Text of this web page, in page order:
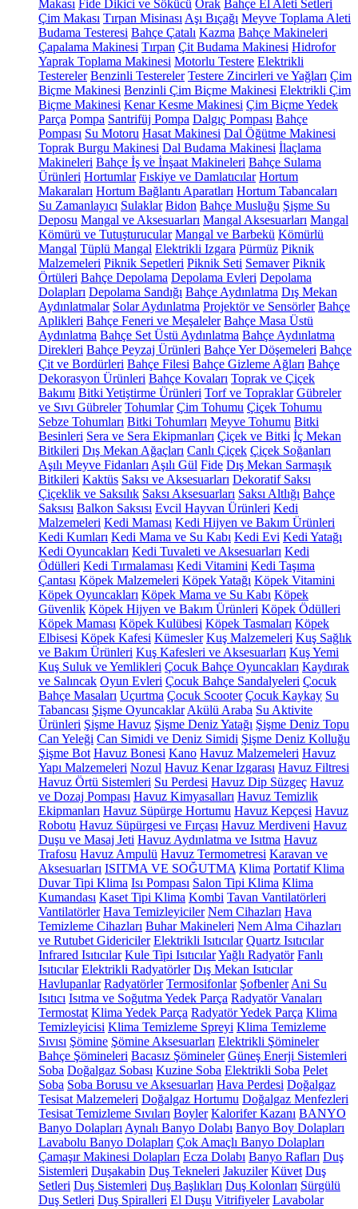
Makası Fide Dikici ve Sökücü Orak Bahçe El Aleti Setleri
Çim Makası Tırpan Misinası Aşı Bıçağı Meyve Toplama Aleti
Budama Testeresi Bahçe Çatalı Kazma Bahçe Makineleri
Çapalama Makinesi Tırpan Çit Budama Makinesi Hidrofor
Yaprak Toplama Makinesi Motorlu Testere Elektrikli
Testereler Benzinli Testereler Testere Zincirleri ve Yağları Çim
Biçme Makinesi Benzinli Çim Biçme Makinesi Elektrikli Çim
Biçme Makinesi Kenar Kesme Makinesi Çim Biçme Yedek
Parça Pompa Santrifüj Pompa Dalgıç Pompası Bahçe
Pompası Su Motoru Hasat Makinesi Dal Öğütme Makinesi
Toprak Burgu Makinesi Dal Budama Makinesi İlaçlama
Makineleri Bahçe İş ve İnşaat Makineleri Bahçe Sulama
Ürünleri Hortumlar Fıskiye ve Damlatıcılar Hortum
Makaraları Hortum Bağlantı Aparatları Hortum Tabancaları
Su Zamanlayıcı Sulaklar Bidon Bahçe Musluğu Şişme Su
Deposu Mangal ve Aksesuarları Mangal Aksesuarları Mangal
Kömürü ve Tutuşturucular Mangal ve Barbekü Kömürlü
Mangal Tüplü Mangal Elektrikli Izgara Pürmüz Piknik
Malzemeleri Piknik Sepetleri Piknik Seti Semaver Piknik
Örtüleri Bahçe Depolama Depolama Evleri Depolama
Dolapları Depolama Sandığı Bahçe Aydınlatma Dış Mekan
Aydınlatmalar Solar Aydınlatma Projektör ve Sensörler Bahçe
Aplikleri Bahçe Feneri ve Meşaleler Bahçe Masa Üstü
Aydınlatma Bahçe Set Üstü Aydınlatma Bahçe Aydınlatma
Direkleri Bahçe Peyzaj Ürünleri Bahçe Yer Döşemeleri Bahçe
Çit ve Bordürleri Bahçe Filesi Bahçe Gizleme Ağları Bahçe
Dekorasyon Ürünleri Bahçe Kovaları Toprak ve Çiçek
Bakımı Bitki Yetiştirme Ürünleri Torf ve Topraklar Gübreler
ve Sıvı Gübreler Tohumlar Çim Tohumu Çiçek Tohumu
Sebze Tohumları Bitki Tohumları Meyve Tohumu Bitki
Besinleri Sera ve Sera Ekipmanları Çiçek ve Bitki İç Mekan
Bitkileri Dış Mekan Ağaçları Canlı Çiçek Çiçek Soğanları
Aşılı Meyve Fidanları Aşılı Gül Fide Dış Mekan Sarmaşık
Bitkileri Kaktüs Saksı ve Aksesuarları Dekoratif Saksı
Çiçeklik ve Saksılık Saksı Aksesuarları Saksı Altlığı Bahçe
Saksısı Balkon Saksısı Evcil Hayvan Ürünleri Kedi
Malzemeleri Kedi Maması Kedi Hijyen ve Bakım Ürünleri
Kedi Kumları Kedi Mama ve Su Kabı Kedi Evi Kedi Yatağı
Kedi Oyuncakları Kedi Tuvaleti ve Aksesuarları Kedi
Ödülleri Kedi Tırmalaması Kedi Vitamini Kedi Taşıma
Çantası Köpek Malzemeleri Köpek Yatağı Köpek Vitamini
Köpek Oyuncakları Köpek Mama ve Su Kabı Köpek
Güvenlik Köpek Hijyen ve Bakım Ürünleri Köpek Ödülleri
Köpek Maması Köpek Kulübesi Köpek Tasmaları Köpek
Elbisesi Köpek Kafesi Kümesler Kuş Malzemeleri Kuş Sağlık
ve Bakım Ürünleri Kuş Kafesleri ve Aksesuarları Kuş Yemi
Kuş Suluk ve Yemlikleri Çocuk Bahçe Oyuncakları Kaydırak
ve Salıncak Oyun Evleri Çocuk Bahçe Sandalyeleri Çocuk
Bahçe Masaları Uçurtma Çocuk Scooter Çocuk Kaykay Su
Tabancası Şişme Oyuncaklar Akülü Araba Su Aktivite
Ürünleri Şişme Havuz Şişme Deniz Yatağı Şişme Deniz Topu
Can Yeleği Can Simidi ve Deniz Simidi Şişme Deniz Kolluğu
Şişme Bot Havuz Bonesi Kano Havuz Malzemeleri Havuz
Yapı Malzemeleri Nozul Havuz Kenar Izgarası Havuz Filtresi
Havuz Örtü Sistemleri Su Perdesi Havuz Dip Süzgeç Havuz
ve Dozaj Pompası Havuz Kimyasalları Havuz Temizlik
Ekipmanları Havuz Süpürge Hortumu Havuz Kepçesi Havuz
Robotu Havuz Süpürgesi ve Fırçası Havuz Merdiveni Havuz
Duşu ve Masaj Jeti Havuz Aydınlatma ve Isıtma Havuz
Trafosu Havuz Ampulü Havuz Termometresi Karavan ve
Aksesuarları ISITMA VE SOĞUTMA Klima Portatif Klima
Duvar Tipi Klima Isı Pompası Salon Tipi Klima Klima
Kumandası Kaset Tipi Klima Kombi Tavan Vantilatörleri
Vantilatörler Hava Temizleyiciler Nem Cihazları Hava
Temizleme Cihazları Buhar Makineleri Nem Alma Cihazları
ve Rutubet Gidericiler Elektrikli Isıtıcılar Quartz Isıtıcılar
Infrared Isıtıcılar Kule Tipi IsıtıcılarYağlı Radyatör Fanlı
Isıtıcılar Elektrikli Radyatörler Dış Mekan Isıtıcılar
Havlupanlar Radyatörler Termosifonlar Şofbenler Ani Su
Isıtıcı Isıtma ve Soğutma Yedek Parça Radyatör Vanaları
Termostat Klima Yedek Parça Radyatör Yedek Parça Klima
Temizleyicisi Klima Temizleme Spreyi Klima Temizleme
Sıvısı Şömine Şömine Aksesuarları Elektrikli Şömineler
Bahçe Şömineleri Bacasız Şömineler Güneş Enerji Sistemleri
Soba Doğalgaz Sobası Kuzine Soba Elektrikli Soba Pelet
Soba Soba Borusu ve Aksesuarları Hava Perdesi Doğalgaz
Tesisat Malzemeleri Doğalgaz Hortumu Doğalgaz Menfezleri
Tesisat Temizleme Sıvıları Boyler Kalorifer Kazanı BANYO
Banyo Dolapları Aynalı Banyo Dolabı Banyo Boy Dolapları
Lavabolu Banyo Dolapları Çok Amaçlı Banyo Dolapları
Çamaşır Makinesi Dolapları Ecza Dolabı Banyo Rafları Duş
Sistemleri Duşakabin Duş Tekneleri Jakuziler Küvet Duş
Setleri Duş Sistemleri Duş Başlıkları Duş Kolonları Sürgülü
Duş Setleri Duş Spiralleri El Duşu Vitrifiyeler Lavabolar